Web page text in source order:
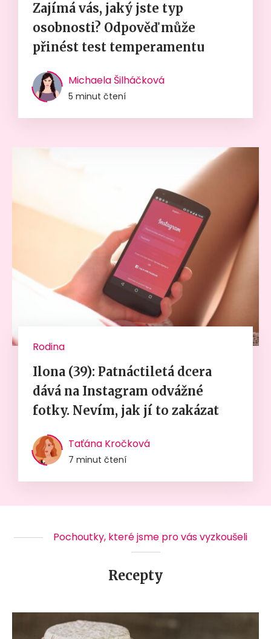
Zajímá vás, jaký jste typ
osobnosti? Odpověď může
přinést test temperamentu
Michaela Šilháčková
5 minut čtení
Rodina
Ilona (39): Patnáctiletá dcera
dává na Instagram odvážné
fotky. Nevím, jak jí to zakázat
Taťána Kročková
7 minut čtení
Pochoutky, které jsme pro vás vyzkoušeli
Recepty